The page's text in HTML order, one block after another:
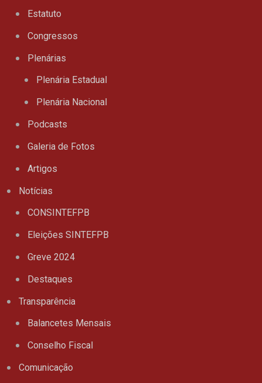
Estatuto
Congressos
Plenárias
Plenária Estadual
Plenária Nacional
Podcasts
Galeria de Fotos
Artigos
Notícias
CONSINTEFPB
Eleições SINTEFPB
Greve 2024
Destaques
Transparência
Balancetes Mensais
Conselho Fiscal
Comunicação